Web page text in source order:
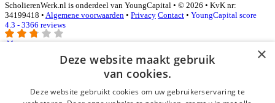
ScholierenWerk.nl is onderdeel van YoungCapital • © 2026 • KvK nr:
34199418 • Algemene voorwaarden • Privacy Contact • YoungCapital score
4.3 - 3366 reviews
E-mail*
×
Deze website maakt gebruik
van cookies.
Deze website gebruikt cookies om uw gebruikerservaring te